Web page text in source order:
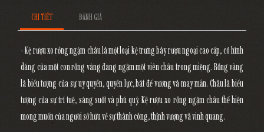
CHI TIẾT ĐÁNH GIÁ
- Kệ rượu xo rồng ngậm châu là một loại kệ trưng bày rượu ngoại cao cấp, có hình
dáng của một con rồng vàng đang ngậm một viên châu trong miệng. Rồng vàng
là biểu tượng của sự uy quyền, quyền lực, bát đế vương và may mắn. Châu là biểu
tượng của sự trí tuệ, sáng suốt và phú quý. Kệ rượu xo rồng ngậm châu thể hiện
mong muốn của người sở hữu về sự thành công, thịnh vượng và vinh quang.